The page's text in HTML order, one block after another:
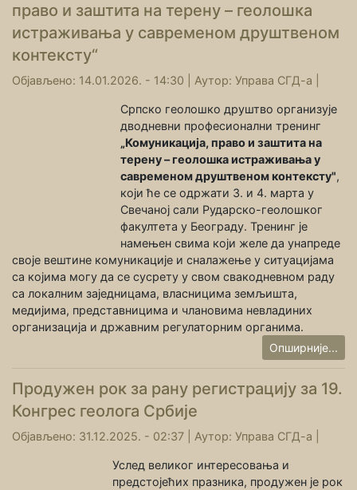
право и заштита на терену – геолошка
истраживања у савременом друштвеном
контексту“
Објављено: 14.01.2026. - 14:30 | Аутор: Управа СГД-а
Српско геолошко друштво организује
дводневни професионални тренинг
„Комуникација, право и заштита на
терену – геолошка истраживања у
савременом друштвеном контексту",
који ће се одржати 3. и 4. марта у
Свечаној сали Рударско-геолошког
факултета у Београду. Тренинг је
намењен свима који желе да унапреде
своје вештине комуникације и сналажење у ситуацијама
са којима могу да се сусрету у свом свакодневном раду
са локалним заједницама, власницима земљишта,
медијима, представницима и члановима невладиних
организација и државним регулаторним органима.
Опширније...
Продужен рок за рану регистрацију за 19.
Конгрес геолога Србије
Објављено: 31.12.2025. - 02:37 | Аутор: Управа СГД-а
Услед великог интересовања и
предстојећих празника, продужен је рок